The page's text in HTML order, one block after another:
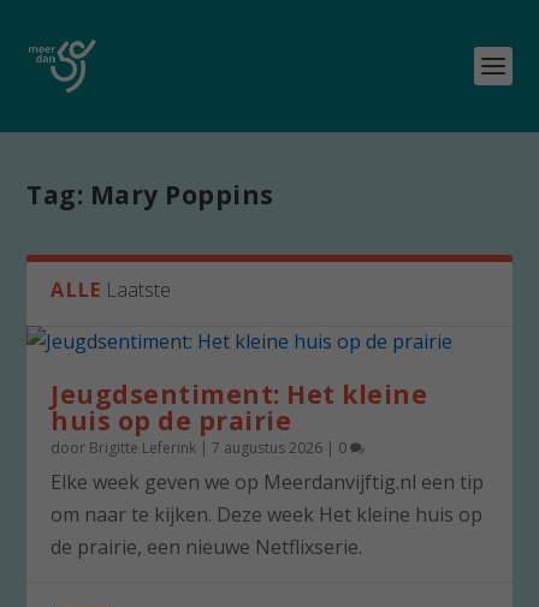
Tag: Mary Poppins
ALLE Laatste
Jeugdsentiment: Het kleine
huis op de prairie
door Brigitte Leferink |7 augustus 2026 | 0
Elke week geven we op Meerdanvijftig.nl een tip
om naar te kijken. Deze week Het kleine huis op
de prairie, een nieuwe Netflixserie.